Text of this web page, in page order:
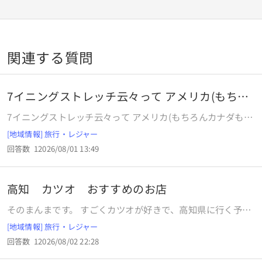
関連する質問
7イニングストレッチ云々って アメリカ(もちろ
んカ
7イニングストレッチ云々って アメリカ(もちろんカナダも)
の野球のプロや学生野球のそれなりに大きな大会ではかなら
ずやるものなんですかね？ 逆にメキシコや中南米はスペイン
語文化圏たからそんな事はしない 感じなんですかね？
[地域情報] 旅行・レジャー
回答数 12026/08/01 13:49
高知 カツオ おすすめのお店
そのまんまです。 すごくカツオが好きで、高知県に行く予定
です。 高知市内と足摺岬方面でおすすめのお店ありません
か？ 予算5000円以内のお店を何店舗かいただけるとありが
たいです。 5，6切れでは満足できないくらい好きです。 カツ
オだけで腹を満たしたいくらい好きです。
[地域情報] 旅行・レジャー
回答数 12026/08/02 22:28